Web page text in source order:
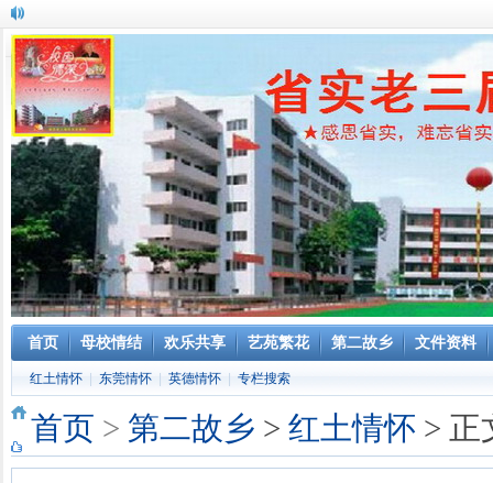
首页 母校情结 欢乐共享 艺苑繁花 第二故乡 文件资料
红土情怀 东莞情怀 英德情怀 专栏搜索
首页 > 第二故乡 > 红土情怀 > 正